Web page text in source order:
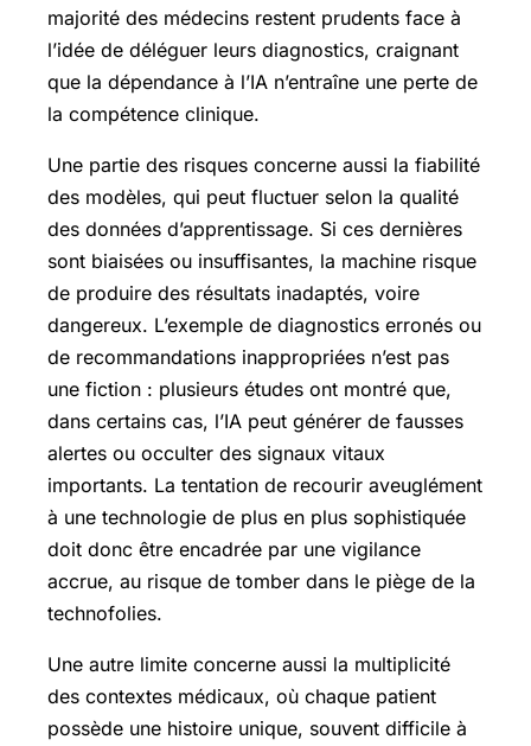
majorité des médecins restent prudents face à
l’idée de déléguer leurs diagnostics, craignant
que la dépendance à l’IA n’entraîne une perte de
la compétence clinique.
Une partie des risques concerne aussi la fiabilité
des modèles, qui peut fluctuer selon la qualité
des données d’apprentissage. Si ces dernières
sont biaisées ou insuffisantes, la machine risque
de produire des résultats inadaptés, voire
dangereux. L’exemple de diagnostics erronés ou
de recommandations inappropriées n’est pas
une fiction : plusieurs études ont montré que,
dans certains cas, l’IA peut générer de fausses
alertes ou occulter des signaux vitaux
importants. La tentation de recourir aveuglément
à une technologie de plus en plus sophistiquée
doit donc être encadrée par une vigilance
accrue, au risque de tomber dans le piège de la
technofolies.
Une autre limite concerne aussi la multiplicité
des contextes médicaux, où chaque patient
possède une histoire unique, souvent difficile à